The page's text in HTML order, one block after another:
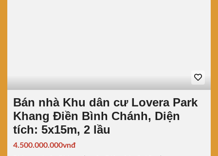
Bán nhà Khu dân cư Lovera Park
Khang Điền Bình Chánh, Diện
tích: 5x15m, 2 lầu
4.500.000.000vnđ